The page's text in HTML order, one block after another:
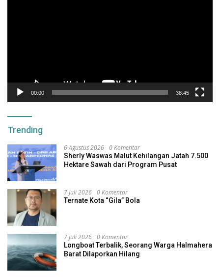
00:00 38:45
Trending
6 Agustus 2026 0 Komentar
Sherly Waswas Malut Kehilangan Jatah 7.500
Hektare Sawah dari Program Pusat
7 Juli 2026 0 Komentar
Ternate Kota “Gila” Bola
7 Juli 2026 0 Komentar
Longboat Terbalik, Seorang Warga Halmahera
Barat Dilaporkan Hilang